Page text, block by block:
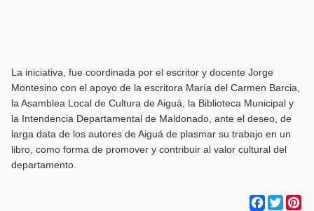
La iniciativa, fue coordinada por el escritor y docente Jorge
Montesino con el apoyo de la escritora María del Carmen Barcia,
la Asamblea Local de Cultura de Aiguá, la Biblioteca Municipal y
la Intendencia Departamental de Maldonado, ante el deseo, de
larga data de los autores de Aiguá de plasmar su trabajo en un
libro, como forma de promover y contribuir al valor cultural del
departamento.
Facebook
Twitter